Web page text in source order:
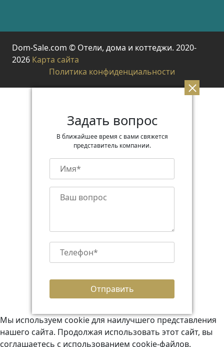
Dom-Sale.com © Отели, дома и коттеджи. 2020-
2026 Карта сайта
Политика конфиденциальности
Задать вопрос
В ближайшее время с вами свяжется
представитель компании.
Мы используем cookie для наилучшего представления
нашего сайта. Продолжая использовать этот сайт, вы
соглашаетесь с использованием cookie-файлов.